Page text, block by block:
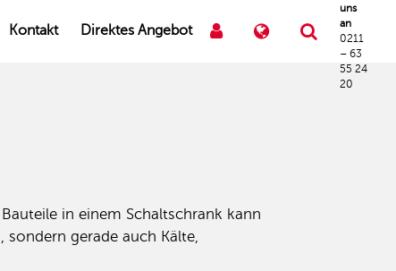
Kontakt Direktes Angebot
uns
an
0211
– 63
55 24
20
in einem Schaltschrank kann
gerade auch Kälte,